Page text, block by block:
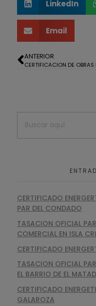
LinkedIn
Email
ANTERIOR
CERTIFICADO
PAR DEL CONDADO
TASACION OFICIAL
COMERCIAL EN ISLA
CERTIFICADO
TASACION OFICIAL
EL BARRIO DE EL
CERTIFICADO
GALAROZA